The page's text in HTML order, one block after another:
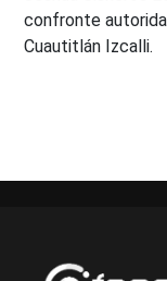
confronte
Cuautitlán Izcalli.